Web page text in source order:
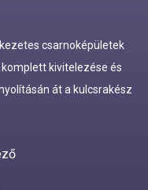
csarnoképületek
kivitelezése és
át a kulcsrakész